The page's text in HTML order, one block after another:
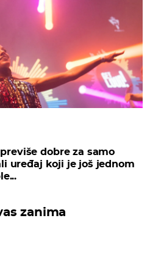
dobre za samo
uređaj koji je još jednom
zanima